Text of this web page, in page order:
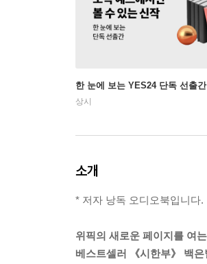
한 눈에 보는 YES24 단독 선출간
상시
소개
* 저자 낭독 오디오북입니다.
위픽의 새로운 페이지를 여
베스트셀러 《시한부》 백